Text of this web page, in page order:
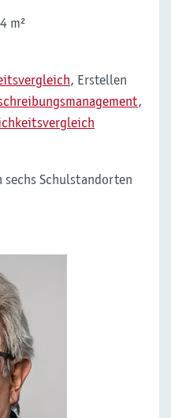
m²
, Erstellen
,
sechs Schulstandorten